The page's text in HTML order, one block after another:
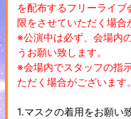
を配布するフリーライ
限をさせていただく場合
※公演中は必ず、会場内
うお願い致します。
※会場内でスタッフの指
ただく場合がございます。
1.マスクの着用をお願い